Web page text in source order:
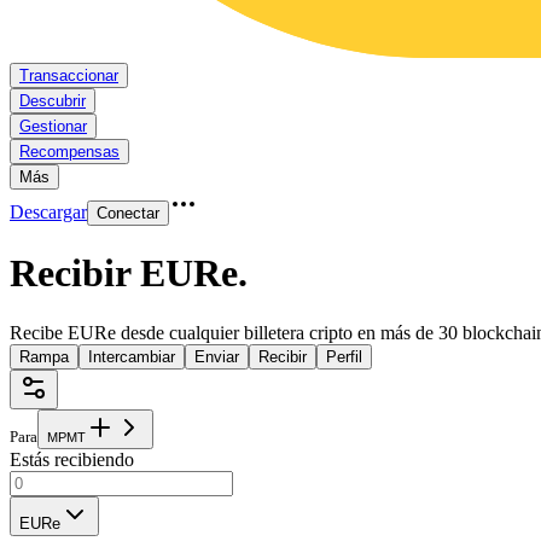
Transaccionar
Descubrir
Gestionar
Recompensas
Más
Descargar Conectar
Recibir EURe.
Recibe EURe desde cualquier billetera cripto en más de 30
Rampa Intercambiar Enviar Recibir Perfil
Para MPMT
Estás recibiendo
EURe